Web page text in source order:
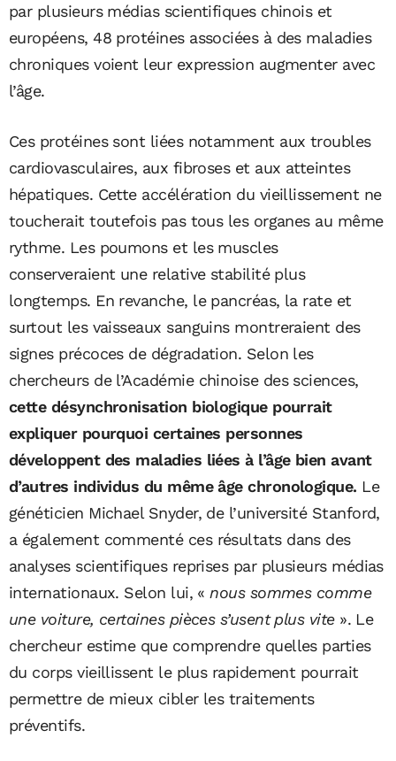
par plusieurs médias scientifiques chinois et
européens, 48 protéines associées à des maladies
chroniques voient leur expression augmenter avec
l’âge.
Ces protéines sont liées notamment aux troubles
cardiovasculaires, aux fibroses et aux atteintes
hépatiques. Cette accélération du vieillissement ne
toucherait toutefois pas tous les organes au même
rythme. Les poumons et les muscles
conserveraient une relative stabilité plus
longtemps. En revanche, le pancréas, la rate et
surtout les vaisseaux sanguins montreraient des
signes précoces de dégradation. Selon les
chercheurs de l’Académie chinoise des sciences,
cette désynchronisation biologique pourrait
expliquer pourquoi certaines personnes
développent des maladies liées à l’âge bien avant
d’autres individus du même âge chronologique. Le
généticien Michael Snyder, de l’université Stanford,
a également commenté ces résultats dans des
analyses scientifiques reprises par plusieurs médias
internationaux. Selon lui, « nous sommes comme
une voiture, certaines pièces s’usent plus vite». Le
chercheur estime que comprendre quelles parties
du corps vieillissent le plus rapidement pourrait
permettre de mieux cibler les traitements
préventifs.